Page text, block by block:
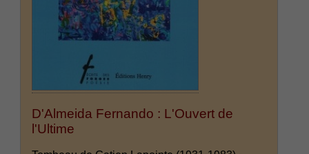
D'Almeida Fernando : L'Ouvert de
l'Ultime